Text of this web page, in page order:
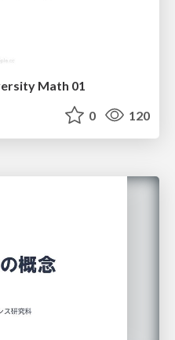
Math 01
0 120